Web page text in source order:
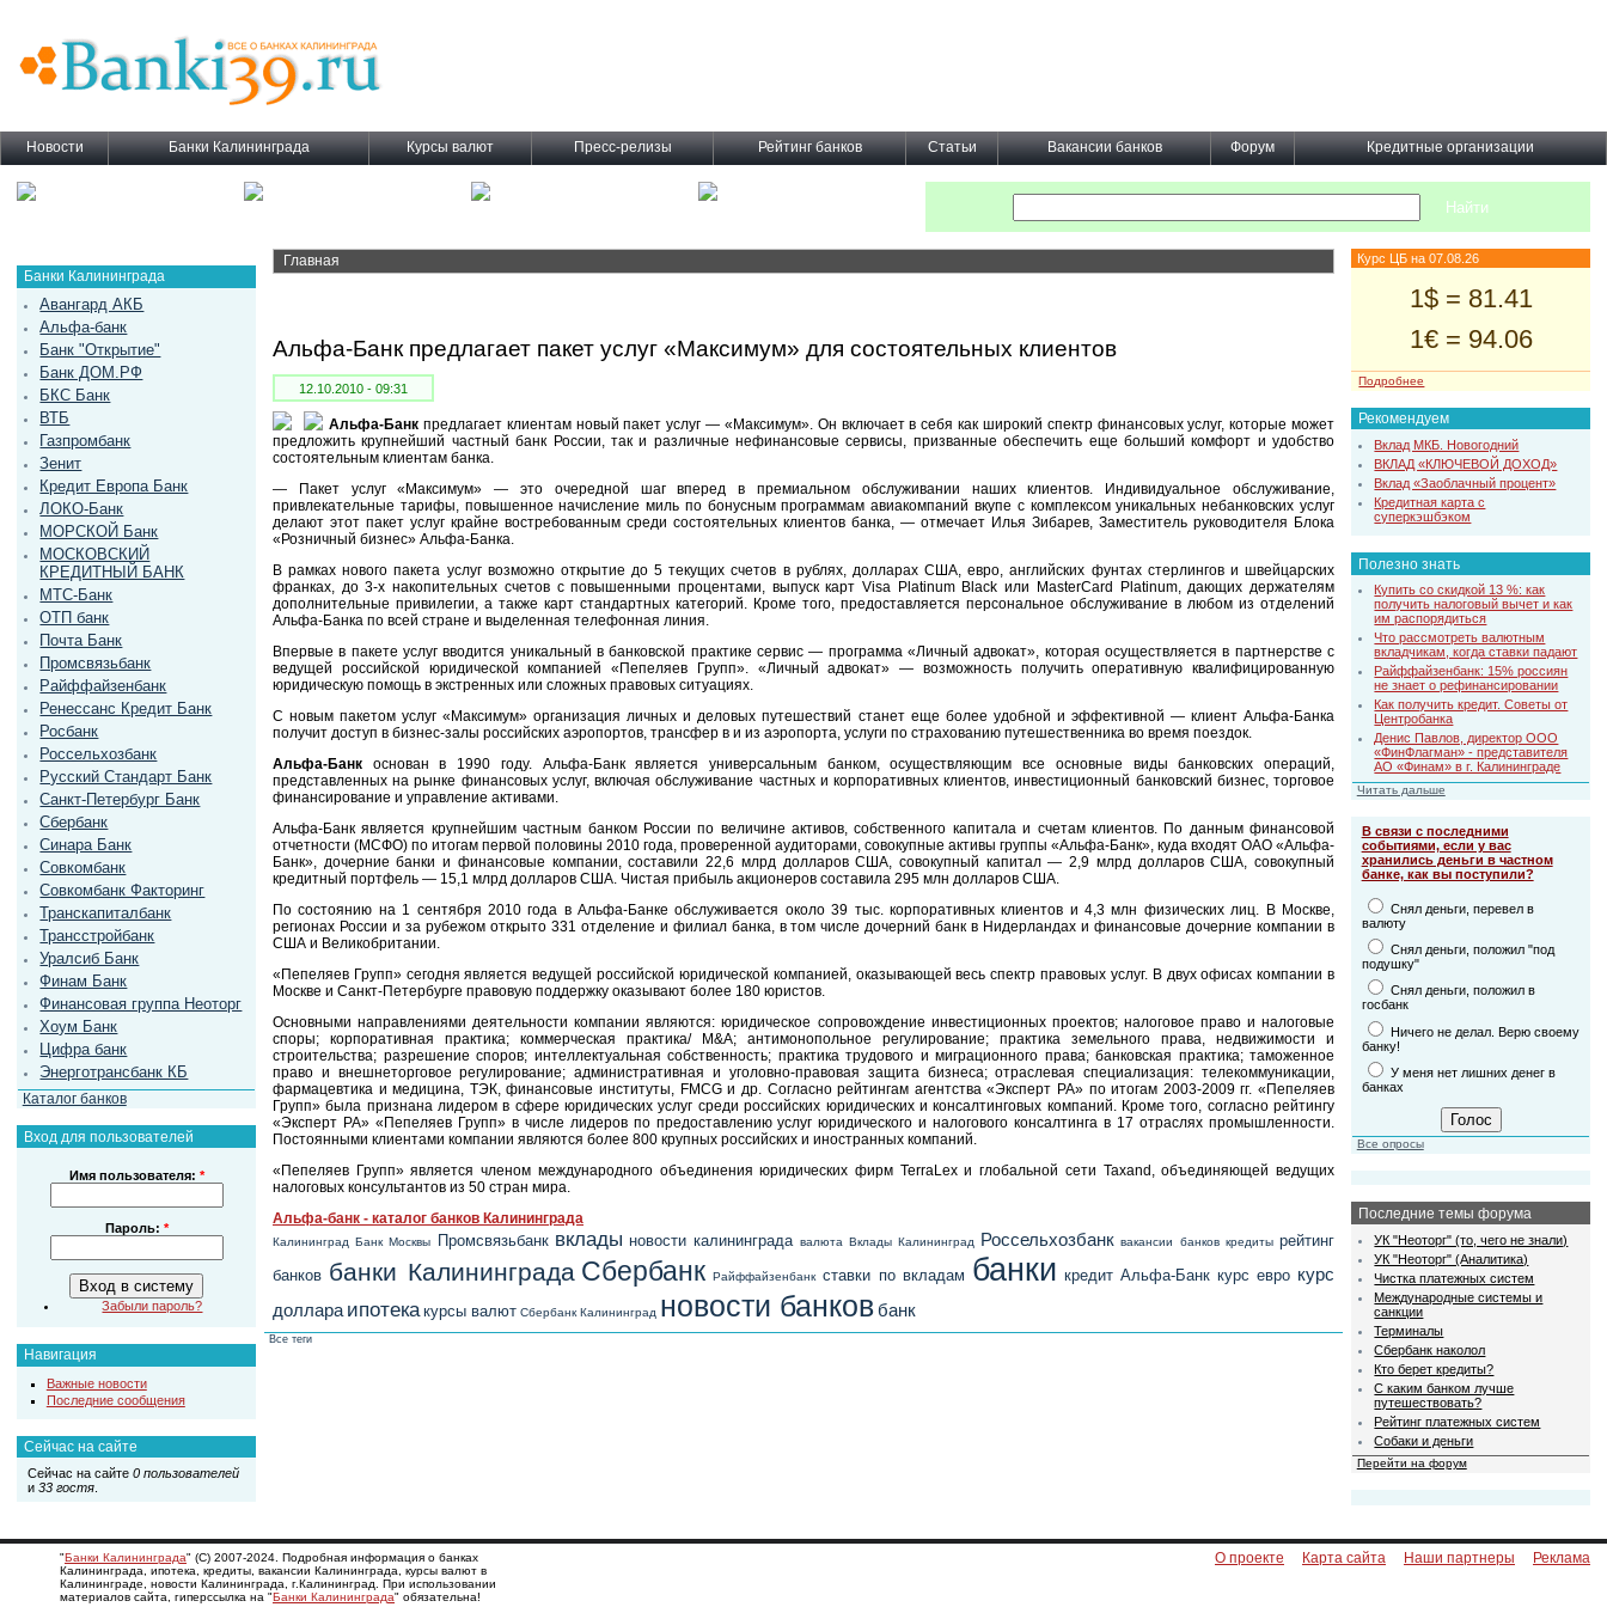
Новости Банки Калининграда Курсы валют Пресс-релизы Рейтинг банков Статьи Вакансии банков Форум Кредитные организации
Банки Калининграда
Авангард АКБ
Альфа-банк
Банк "Открытие"
Банк ДОМ.РФ
БКС Банк
ВТБ
Газпромбанк
Зенит
Кредит Европа Банк
ЛОКО-Банк
МОРСКОЙ Банк
МОСКОВСКИЙ
КРЕДИТНЫЙ БАНК
МТС-Банк
ОТП банк
Почта Банк
Промсвязьбанк
Райффайзенбанк
Ренессанс Кредит Банк
Росбанк
Россельхозбанк
Русский Стандарт Банк
Санкт-Петербург Банк
Сбербанк
Синара Банк
Совкомбанк
Совкомбанк Факторинг
Транскапиталбанк
Трансстройбанк
Уралсиб Банк
Финам Банк
Финансовая группа Неоторг
Хоум Банк
Цифра банк
Энерготрансбанк КБ
Каталог банков
Вход для пользователей
Имя пользователя: *
Пароль: *
Забыли пароль?
Навигация
Важные новости
Последние сообщения
Сейчас на сайте
Сейчас на сайте 0 пользователей
и 33 гостя.
Главная
Альфа-Банк предлагает пакет услуг «Максимум» для состоятельных клиентов
12.10.2010 - 09:31
Альфа-Банк предлагает клиентам новый пакет услуг — «Максимум». Он включает в себя как широкий спектр финансовых услуг, которые может
предложить крупнейший частный банк России, так и различные нефинансовые сервисы, призванные обеспечить еще больший комфорт и удобство
состоятельным клиентам банка.
— Пакет услуг «Максимум» — это очередной шаг вперед в премиальном обслуживании наших клиентов. Индивидуальное обслуживание,
привлекательные тарифы, повышенное начисление миль по бонусным программам авиакомпаний вкупе с комплексом уникальных небанковских услуг
делают этот пакет услуг крайне востребованным среди состоятельных клиентов банка, — отмечает Илья Зибарев, Заместитель руководителя Блока
«Розничный бизнес» Альфа-Банка.
В рамках нового пакета услуг возможно открытие до 5 текущих счетов в рублях, долларах США, евро, английских фунтах стерлингов и швейцарских
франках, до 3-х накопительных счетов с повышенными процентами, выпуск карт Visa Platinum Black или MasterCard Platinum, дающих держателям
дополнительные привилегии, а также карт стандартных категорий. Кроме того, предоставляется персональное обслуживание в любом из отделений
Альфа-Банка по всей стране и выделенная телефонная линия.
Впервые в пакете услуг вводится уникальный в банковской практике сервис — программа «Личный адвокат», которая осуществляется в партнерстве с
ведущей российской юридической компанией «Пепеляев Групп». «Личный адвокат» — возможность получить оперативную квалифицированную
юридическую помощь в экстренных или сложных правовых ситуациях.
С новым пакетом услуг «Максимум» организация личных и деловых путешествий станет еще более удобной и эффективной — клиент Альфа-Банка
получит доступ в бизнес-залы российских аэропортов, трансфер в и из аэропорта, услуги по страхованию путешественника во время поездок.
Альфа-Банк основан в 1990 году. Альфа-Банк является универсальным банком, осуществляющим все основные виды банковских операций,
представленных на рынке финансовых услуг, включая обслуживание частных и корпоративных клиентов, инвестиционный банковский бизнес, торговое
финансирование и управление активами.
Альфа-Банк является крупнейшим частным банком России по величине активов, собственного капитала и счетам клиентов. По данным финансовой
отчетности (МСФО) по итогам первой половины 2010 года, проверенной аудиторами, совокупные активы группы «Альфа-Банк», куда входят ОАО «Альфа-
Банк», дочерние банки и финансовые компании, составили 22,6 млрд долларов США, совокупный капитал — 2,9 млрд долларов США, совокупный
кредитный портфель — 15,1 млрд долларов США. Чистая прибыль акционеров составила 295 млн долларов США.
По состоянию на 1 сентября 2010 года в Альфа-Банке обслуживается около 39 тыс. корпоративных клиентов и 4,3 млн физических лиц. В Москве,
регионах России и за рубежом открыто 331 отделение и филиал банка, в том числе дочерний банк в Нидерландах и финансовые дочерние компании в
США и Великобритании.
«Пепеляев Групп» сегодня является ведущей российской юридической компанией, оказывающей весь спектр правовых услуг. В двух офисах компании в
Москве и Санкт-Петербурге правовую поддержку оказывают более 180 юристов.
Основными направлениями деятельности компании являются: юридическое сопровождение инвестиционных проектов; налоговое право и налоговые
споры; корпоративная практика; коммерческая практика/ M&A; антимонопольное регулирование; практика земельного права, недвижимости и
строительства; разрешение споров; интеллектуальная собственность; практика трудового и миграционного права; банковская практика; таможенное
право и внешнеторговое регулирование; административная и уголовно-правовая защита бизнеса; отраслевая специализация: телекоммуникации,
фармацевтика и медицина, ТЭК, финансовые институты, FMCG и др. Согласно рейтингам агентства «Эксперт РА» по итогам 2003-2009 гг. «Пепеляев
Групп» была признана лидером в сфере юридических услуг среди российских юридических и консалтинговых компаний. Кроме того, согласно рейтингу
«Эксперт РА» «Пепеляев Групп» в числе лидеров по предоставлению услуг юридического и налогового консалтинга в 17 отраслях промышленности.
Постоянными клиентами компании являются более 800 крупных российских и иностранных компаний.
«Пепеляев Групп» является членом международного объединения юридических фирм TerraLex и глобальной сети Taxand, объединяющей ведущих
налоговых консультантов из 50 стран мира.
Альфа-банк - каталог банков Калининграда
Калининград Банк Москвы Промсвязьбанк вклады новости калининграда валюта Вклады Калининград Россельхозбанк вакансии банков кредиты рейтинг
банков банки Калининграда Сбербанк Райффайзенбанк ставки по вкладам банки кредит Альфа-Банк курс евро курс
доллара ипотека курсы валют Сбербанк Калининград новости банковбанк
Все теги
Курс ЦБ на 07.08.26
1$ = 81.41
1€ = 94.06
Подробнее
Рекомендуем
Вклад МКБ. Новогодний
ВКЛАД «КЛЮЧЕВОЙ ДОХОД»
Вклад «Заоблачный процент»
Кредитная карта с
суперкэшбэком
Полезно знать
Купить со скидкой 13 %: как
получить налоговый вычет и как
им распорядиться
Что рассмотреть валютным
вкладчикам, когда ставки падают
Райффайзенбанк: 15% россиян
не знает о рефинансировании
Как получить кредит. Советы от
Центробанка
Денис Павлов, директор ООО
«ФинФлагман» - представителя
АО «Финам» в г. Калининграде
Читать дальше
В связи с последними
событиями, если у вас
хранились деньги в частном
банке, как вы поступили?
Снял деньги, перевел в
валюту
Снял деньги, положил "под
подушку"
Снял деньги, положил в
госбанк
Ничего не делал. Верю своему
банку!
У меня нет лишних денег в
банках
Все опросы
Последние темы форума
УК "Неоторг" (то, чего не знали)
УК "Неоторг" (Аналитика)
Чистка платежных систем
Международные системы и
санкции
Терминалы
Сбербанк наколол
Кто берет кредиты?
С каким банком лучше
путешествовать?
Рейтинг платежных систем
Собаки и деньги
Перейти на форум
"Банки Калининграда" (С) 2007-2024. Подробная информация о банках
Калининграда, ипотека, кредиты, вакансии Калининграда, курсы валют в
Калининграде, новости Калининграда, г.Калининград. При использовании
материалов сайта, гиперссылка на "Банки Калининграда" обязательна!
О проекте Карта сайта Наши партнеры Реклама